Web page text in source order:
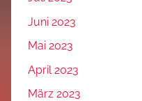
Juni 2023
Mai 2023
April 2023
März 2023